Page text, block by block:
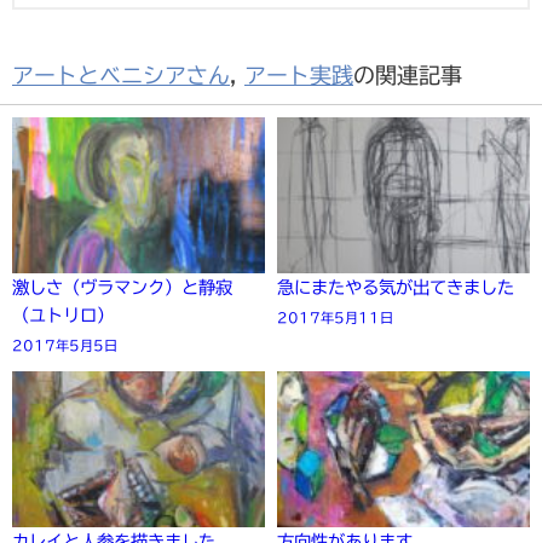
アートとベニシアさん, アート実践の関連記事
激しさ（ヴラマンク）と静寂
（ユトリロ）
2017年5月5日
急にまたやる気が出てきました
2017年5月11日